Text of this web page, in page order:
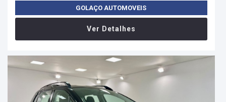
GOLAÇO AUTOMOVEIS
Ver Detalhes